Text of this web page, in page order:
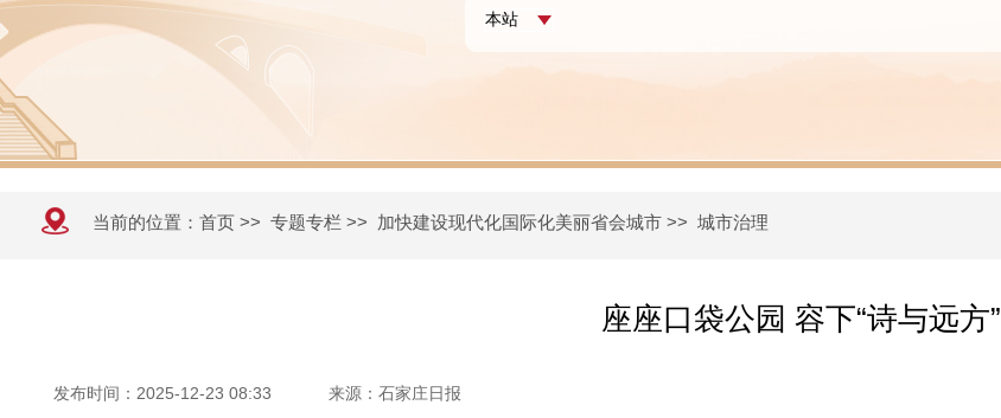
当前的位置： 首页 >> 专题专栏 >> 加快建设现代化国际化美丽省会城市 >> 城市治理
座座口袋公园 容下“诗与远方”
发布时间：2025-12-23 08:33 来源：石家庄日报